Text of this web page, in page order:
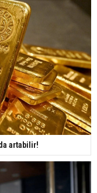
artabilir!